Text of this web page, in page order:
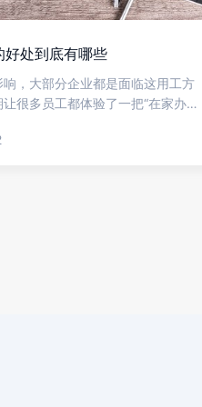
好处到底有哪些
，大部分企业都是面临这用工方
很多员工都体验了一把“在家办
样用工方式到底好不好，下面就